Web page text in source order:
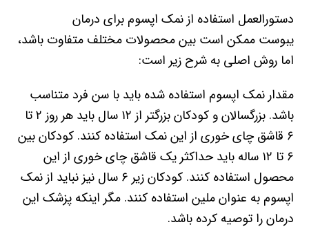
دستورالعمل استفاده از نمک اپسوم برای درمان
یبوست ممکن است بین محصولات مختلف متفاوت باشد،
اما روش اصلی به شرح زیر است:
مقدار نمک اپسوم استفاده شده باید با سن فرد متناسب
باشد. بزرگسالان و کودکان بزرگتر از ۱۲ سال باید هر روز ۲ تا
۶ قاشق چای خوری از این نمک استفاده کنند. کودکان بین
۶ تا ۱۲ ساله باید حداکثر یک قاشق چای خوری از این
محصول استفاده کنند. کودکان زیر ۶ سال نیز نباید از نمک
اپسوم به عنوان ملین استفاده کنند. مگر اینکه پزشک این
درمان را توصیه کرده باشد.